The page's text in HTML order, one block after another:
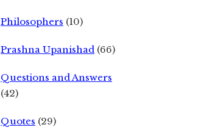
Philosophers (10)
Prashna Upanishad (66)
Questions and Answers
(42)
Quotes (29)